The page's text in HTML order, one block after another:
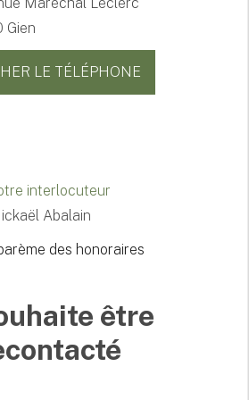
Gien
LE TÉLÉPHONE
interlocuteur
Abalain
des honoraires
être